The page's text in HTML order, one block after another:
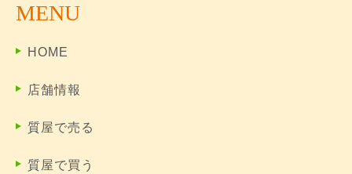
MENU
HOME
店舗情報
質屋で売る
質屋で買う